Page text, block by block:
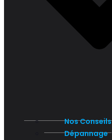
Nos Conseils
Dépannage